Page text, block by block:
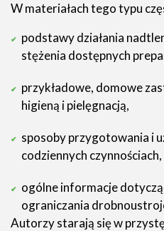
W materiałach tego typu
podstawy działania
stężenia dostępnych
przykładowe, domowe
higieną i pielęgnacją,
sposoby przygotowania i
codziennych czynnościach,
ogólne informacje
ograniczania
Autorzy starają się w